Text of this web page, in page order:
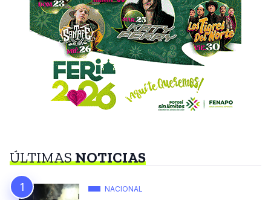
ÚLTIMASNOTICIAS
NACIONAL